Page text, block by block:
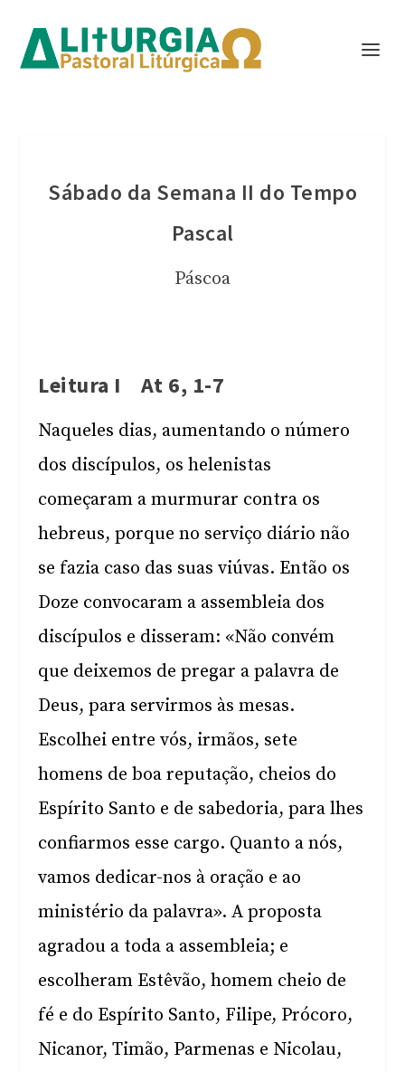
Sábado da Semana II do Tempo
Pascal
Páscoa
Leitura I At 6, 1-7
Naqueles dias, aumentando o número
dos discípulos, os helenistas
começaram a murmurar contra os
hebreus, porque no serviço diário não
se fazia caso das suas viúvas. Então os
Doze convocaram a assembleia dos
discípulos e disseram: «Não convém
que deixemos de pregar a palavra de
Deus, para servirmos às mesas.
Escolhei entre vós, irmãos, sete
homens de boa reputação, cheios do
Espírito Santo e de sabedoria, para lhes
confiarmos esse cargo. Quanto a nós,
vamos dedicar-nos à oração e ao
ministério da palavra». A proposta
agradou a toda a assembleia; e
escolheram Estêvão, homem cheio de
fé e do Espírito Santo, Filipe, Prócoro,
Nicanor, Timão, Parmenas e Nicolau,